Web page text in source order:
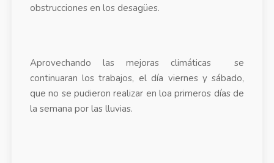
obstrucciones en los desagües.
Aprovechando las mejoras climáticas se
continuaran los trabajos, el día viernes y sábado,
que no se pudieron realizar en loa primeros días de
la semana por las lluvias.